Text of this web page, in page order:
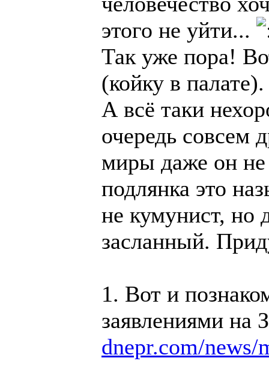
этого не уйти...
Так уже пора!
(койку в палате).
А всё таки
очередь совсем
миры даже он не
подлянка это
не кумунист, но
засланный.
1. Вот и
заявлениями на
dnepr.com/